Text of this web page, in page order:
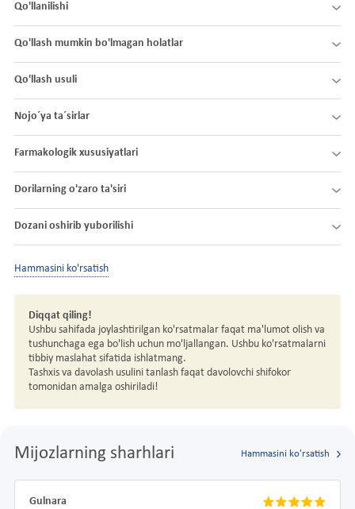
Qo'llanilishi
Qo'llash mumkin bo'lmagan holatlar
Qo'llash usuli
Nojo´ya ta´sirlar
Farmakologik xususiyatlari
Dorilarning o'zaro ta'siri
Dozani oshirib yuborilishi
Hammasini ko'rsatish
Diqqat qiling!
Ushbu sahifada joylashtirilgan ko'rsatmalar faqat ma'lumot olish va
tushunchaga ega bo'lish uchun mo'ljallangan. Ushbu ko'rsatmalarni
tibbiy maslahat sifatida ishlatmang.
Tashxis va davolash usulini tanlash faqat davolovchi shifokor
tomonidan amalga oshiriladi!
Mijozlarning sharhlari Hammasini ko'rsatish
Gulnara